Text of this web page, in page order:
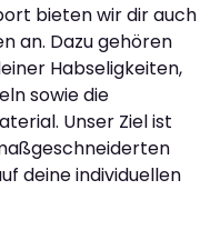
bieten wir dir auch
an. Dazu gehören
Habseligkeiten,
sowie die
Unser Ziel ist
deine individuellen